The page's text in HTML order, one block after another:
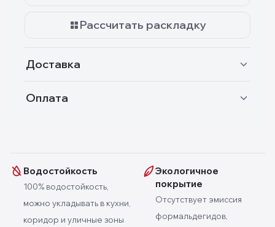
Рассчитать раскладку
Доставка
Оплата
Водостойкость
100% водостойкость,
можно укладывать в кухни,
коридор и уличные зоны
Экологичное
покрытие
Отсутствует эмиссия
формальдегидов,